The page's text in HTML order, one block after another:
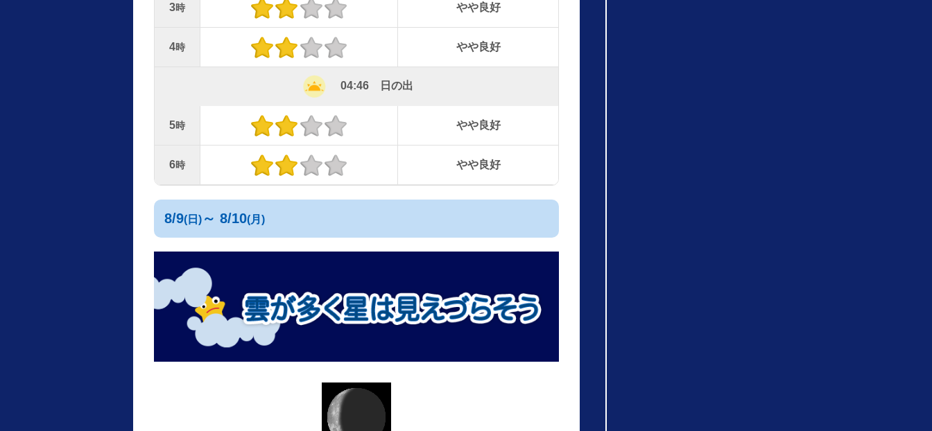
3時 やや良好
4時 やや良好
04:46 日の出
5時 やや良好
6時 やや良好
8/9(日) ～ 8/10(月)